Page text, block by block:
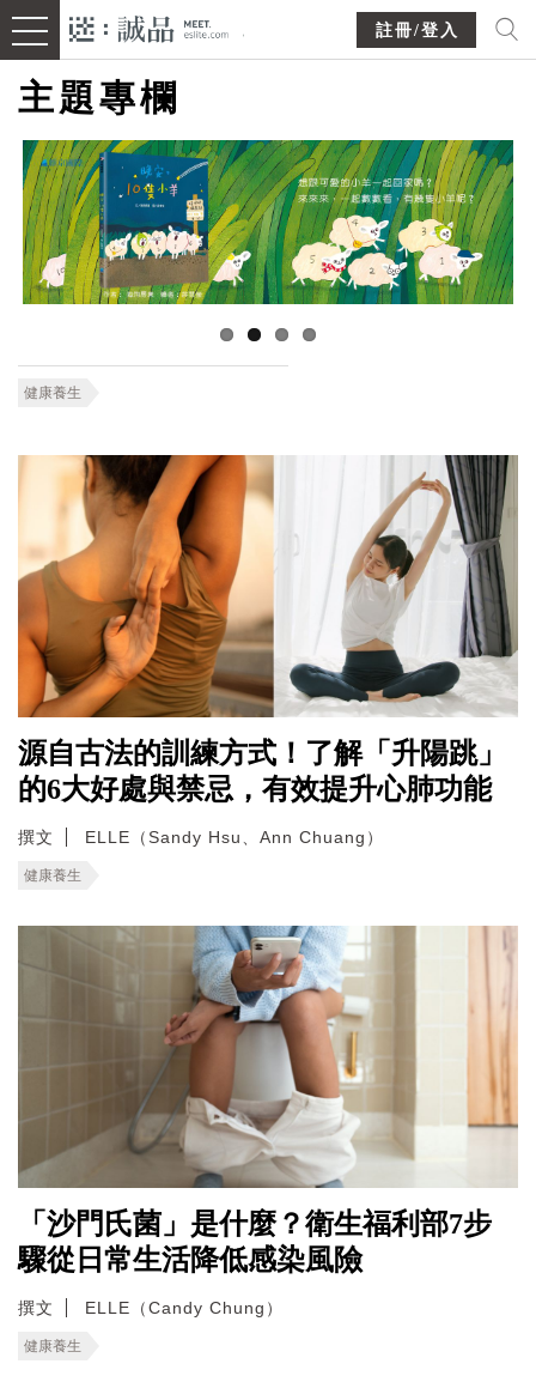
註冊/登入
主題專欄
健康養生
源自古法的訓練方式！了解「升陽跳」
的6大好處與禁忌，有效提升心肺功能
撰文 ELLE（Sandy Hsu、Ann Chuang）
健康養生
「沙門氏菌」是什麼？衛生福利部7步
驟從日常生活降低感染風險
撰文 ELLE（Candy Chung）
健康養生